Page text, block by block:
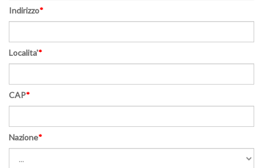
Indirizzo*
Localita'*
CAP*
Nazione*